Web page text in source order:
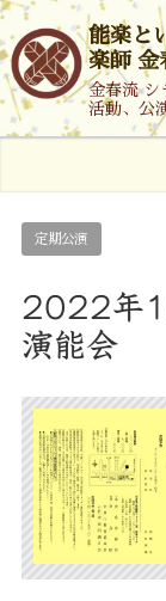
能楽と
楽師 金
金春流 シ
活動、公
定期公演
2022年
演能会